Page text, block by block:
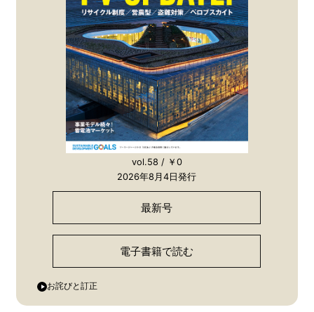
vol.58 / ￥0
2026年8月4日発行
最新号
電子書籍で読む
お詫びと訂正